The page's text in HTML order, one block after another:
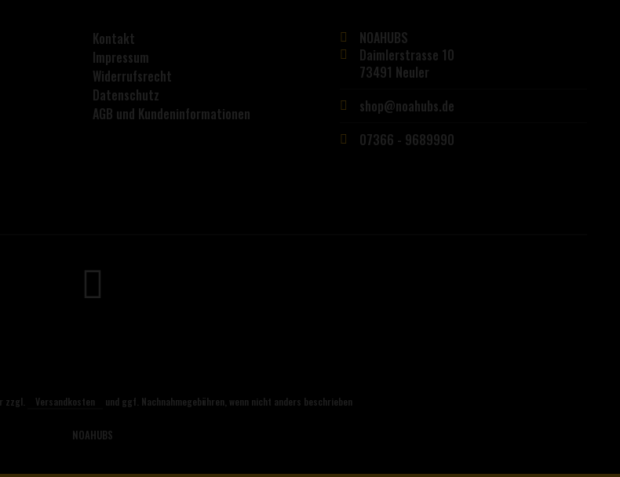
Kontakt
Impressum
Widerrufsrecht
Datenschutz
AGB und Kundeninformationen
NOAHUBS
Daimlerstrasse 10
73491 Neuler
shop@noahubs.de
07366 - 9689990
zzgl. Versandkosten und ggf. Nachnahmegebühren, wenn nicht anders beschrieben
NOAHUBS